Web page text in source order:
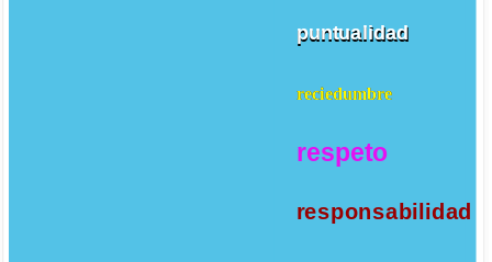
puntualidad
reciedumbre
respeto
responsabilidad